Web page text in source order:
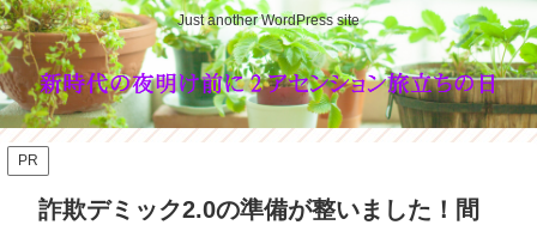
Just another WordPress site
PR
詐欺デミック2.0の準備が整いました！間